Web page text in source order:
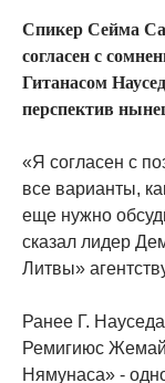
Спикер Сейма
согласен с
Гитанасом
перспектив
«Я согласен с
все варианты,
еще нужно
сказал лидер
Литвы»
Ранее Г.
Ремигиюс
Нямунаса» -